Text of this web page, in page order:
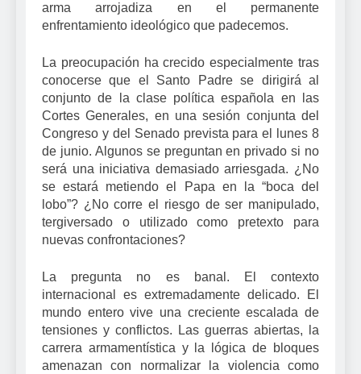
arma arrojadiza en el permanente
enfrentamiento ideológico que padecemos.
La preocupación ha crecido especialmente tras
conocerse que el Santo Padre se dirigirá al
conjunto de la clase política española en las
Cortes Generales, en una sesión conjunta del
Congreso y del Senado prevista para el lunes 8
de junio. Algunos se preguntan en privado si no
será una iniciativa demasiado arriesgada. ¿No
se estará metiendo el Papa en la “boca del
lobo”? ¿No corre el riesgo de ser manipulado,
tergiversado o utilizado como pretexto para
nuevas confrontaciones?
La pregunta no es banal. El contexto
internacional es extremadamente delicado. El
mundo entero vive una creciente escalada de
tensiones y conflictos. Las guerras abiertas, la
carrera armamentística y la lógica de bloques
amenazan con normalizar la violencia como